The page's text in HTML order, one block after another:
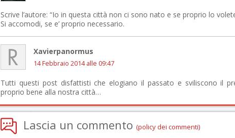
Scrive l’autore: “Io in questa città non ci sono nato e se proprio lo
Si accomodi, se e’ proprio necessario.
Xavierpanormus
14 Febbraio 2014 alle 09:47
Tutti questi post disfattisti che elogiano il passato e sviliscono il
proprio bene alla nostra città…
Lascia un commento (policy dei commenti)